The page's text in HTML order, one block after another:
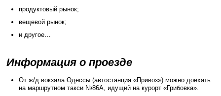
продуктовый рынок;
вещевой рынок;
и другое…
Информация о проезде
От ж/д вокзала Одессы (автостанция «Привоз») можно доехать
на маршрутном такси №86А, идущий на курорт «Грибовка».